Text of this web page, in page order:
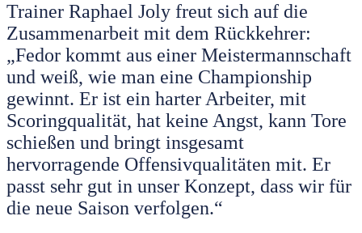
Trainer Raphael Joly freut sich auf die
Zusammenarbeit mit dem Rückkehrer:
„Fedor kommt aus einer Meistermannschaft
und weiß, wie man eine Championship
gewinnt. Er ist ein harter Arbeiter, mit
Scoringqualität, hat keine Angst, kann Tore
schießen und bringt insgesamt
hervorragende Offensivqualitäten mit. Er
passt sehr gut in unser Konzept, dass wir für
die neue Saison verfolgen.“